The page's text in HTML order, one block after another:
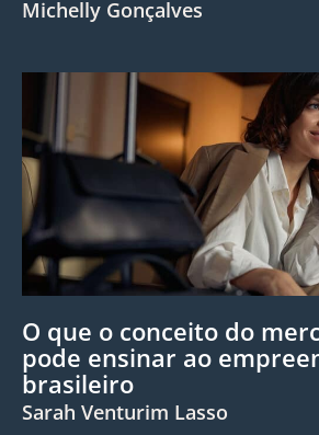
Michelly Gonçalves
O que o conceito do
pode ensinar ao
brasileiro
Sarah Venturim Lasso